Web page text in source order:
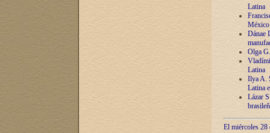
Latina
México
Dánae
Olga
Latina
Ilya A.
Latina
Lázar
El miércoles 28